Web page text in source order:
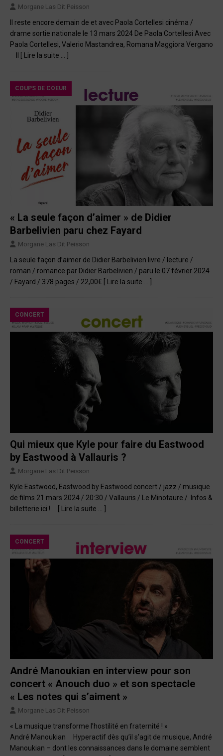
Morgane Las Dit Peisson
Il reste encore demain de et avec Paola Cortellesi cinéma /
drame sortie nationale le 13 mars 2024 De Paola Cortellesi Avec
Paola Cortellesi, Valerio Mastandrea, Romana Maggiora Vergano
[ Lire la suite … ]
COUPS DE COEUR
« La seule façon d’aimer » de Didier
Barbelivien paru chez Fayard
Morgane Las Dit Peisson
La seule façon d’aimer de Didier Barbelivien livre / lecture /
roman / romance par Didier Barbelivien / paru le 07 février 2024
/ Fayard / 378 pages / 22,00€
[ Lire la suite … ]
CONCERT
Qui mieux que Kyle pour faire du Eastwood
by Eastwood à Vallauris ?
Morgane Las Dit Peisson
Kyle Eastwood, Eastwood by Eastwood concert / jazz / musique
de films 21 mars 2024 / 20:30 / Vallauris / Le Minotaure / Infos &
billetterie ici !
[ Lire la suite … ]
CONCERT
André Manoukian en interview pour son
concert « Anouch duo » et son spectacle
« Les notes qui s’aiment »
Morgane Las Dit Peisson
« La musique transforme l’hostilité en fraternité ! »
André Manoukian Hyperactif dès qu’il s’agit de musique, André
Manoukian – dont les connaissances dans le domaine semblent